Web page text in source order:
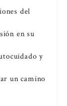
del
en su
y
un camino